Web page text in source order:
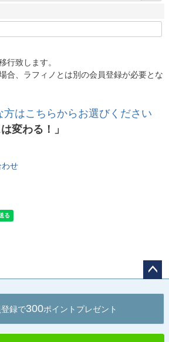
行致します。
合、ラフィノとは別の会員登録が必要とな
方はこちらからお選びください
変わる！」
わせ
へ
録で300ポイントプレゼント